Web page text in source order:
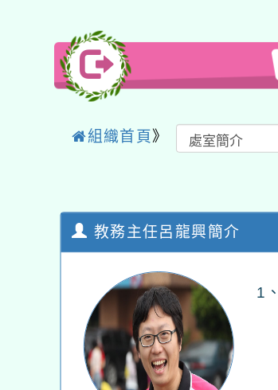
組織首頁》
教務主任呂龍興簡介
1、